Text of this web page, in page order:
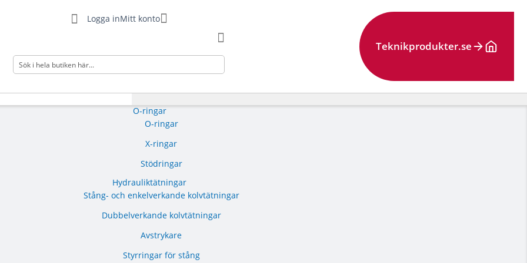
Logga inMitt konto
Teknikprodukter.se
O-ringar
O-ringar
X-ringar
Stödringar
Hydrauliktätningar
Stång- och enkelverkande kolvtätningar
Dubbelverkande kolvtätningar
Avstrykare
Styrringar för stång